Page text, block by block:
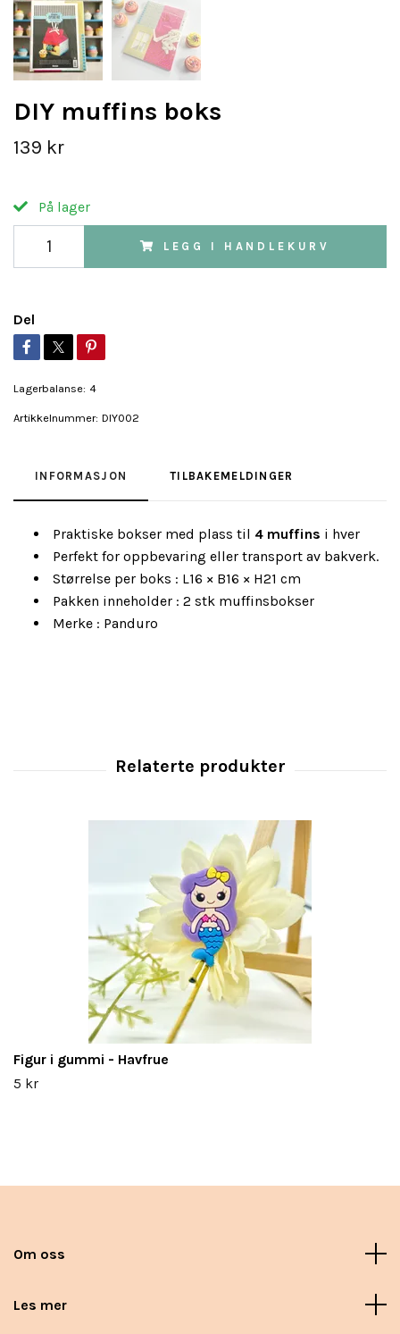
DIY muffins boks
139 kr
På lager
LEGG I HANDLEKURV
Del
Lagerbalanse: 4
Artikkelnummer: DIY002
INFORMASJON TILBAKEMELDINGER
Praktiske bokser med plass til 4 muffins i hver
Perfekt for oppbevaring eller transport av bakverk.
Størrelse per boks : L16 × B16 × H21 cm
Pakken inneholder : 2 stk muffinsbokser
Merke : Panduro
Figur i gummi - Havfrue
5 kr
Om oss
Les mer